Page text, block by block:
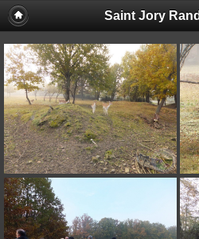
Saint Jory